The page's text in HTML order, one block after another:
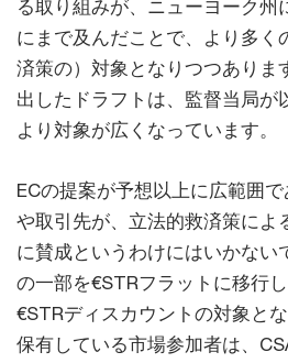
る取り組みが、ニューヨーク州
にまで及んだことで、より多く
済策の）対象となりつつありま
出したドラフトは、監督当局が
より対象が広くなっています。
ECの提案が予想以上に広範囲
や取引先が、立法的救済策によ
に賛成というわけにはいかない
の一部を€STRフラットに移行
€STRディスカウントの対象と
保有している市場参加者は、